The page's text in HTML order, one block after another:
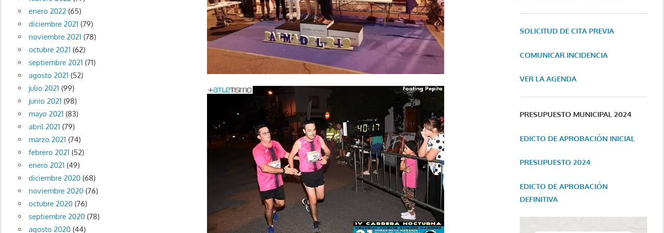
enero 2022(65)
diciembre 2021 (79)
noviembre 2021 (78)
octubre 2021 (62)
septiembre 2021 (71)
agosto 2021 (52)
julio 2021 (99)
junio 2021 (98)
mayo 2021 (83)
abril 2021 (79)
marzo 2021 (74)
febrero 2021 (52)
enero 2021 (49)
diciembre 2020(68)
noviembre 2020(76)
octubre 2020(76)
septiembre 2020(78)
agosto 2020(44)
SOLICITUD DE CITA PREVIA
COMUNICAR INCIDENCIA
VER LA AGENDA
PRESUPUESTO MUNICIPAL 2024
EDICTO DE APROBACIÓN INICIAL
PRESUPUESTO 2024
EDICTO DE APROBACIÓN
DEFINITIVA